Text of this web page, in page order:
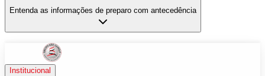
Entenda as informações de preparo com antecedência
Institucional